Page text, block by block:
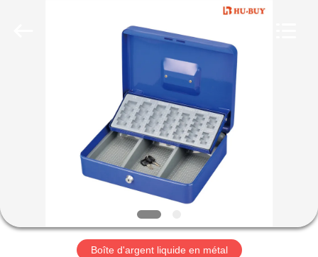
PRODUITS
DE
NOUS
Boîte d'argent liquide en métal